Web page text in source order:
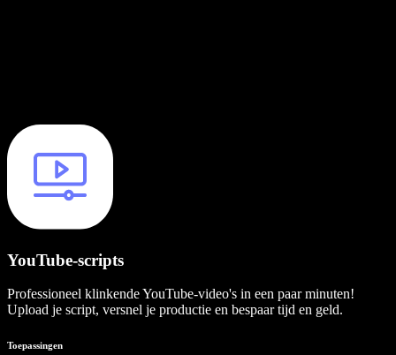
YouTube-scripts
Professioneel klinkende YouTube-video's in een paar minuten!
Upload je script, versnel je productie en bespaar tijd en geld.
Toepassingen